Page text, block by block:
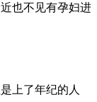
也不见有孕妇进
上了年纪的人